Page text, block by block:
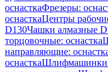
оснасткаФрезеры:
оснасткаЦентры
D130Чашки алмазные
торцовочные: оснастка
направляющие:
оснасткаШлифмашинки